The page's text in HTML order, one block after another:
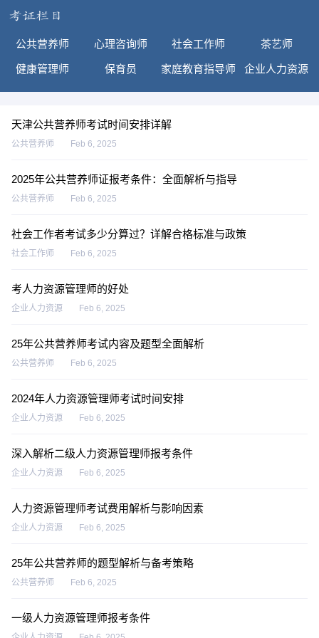
公共营养师 心理咨询师 社会工作师 茶艺师
健康管理师 保育员 家庭教育指导师 企业人力资源
天津公共营养师考试时间安排详解
公共营养师 Feb 6, 2025
2025年公共营养师证报考条件：全面解析与指导
公共营养师 Feb 6, 2025
社会工作者考试多少分算过？详解合格标准与政策
社会工作师 Feb 6, 2025
考人力资源管理师的好处
企业人力资源 Feb 6, 2025
25年公共营养师考试内容及题型全面解析
公共营养师 Feb 6, 2025
2024年人力资源管理师考试时间安排
企业人力资源 Feb 6, 2025
深入解析二级人力资源管理师报考条件
企业人力资源 Feb 6, 2025
人力资源管理师考试费用解析与影响因素
企业人力资源 Feb 6, 2025
25年公共营养师的题型解析与备考策略
公共营养师 Feb 6, 2025
一级人力资源管理师报考条件